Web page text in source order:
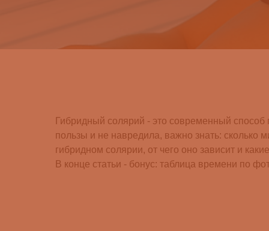
Гибридный солярий - это современный
пользы и не навредила, важно знать: сколько
гибридном солярии, от чего оно зависит и
В конце статьи - бонус: таблица времени по